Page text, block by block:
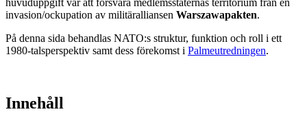
invasion/ockupation av militäralliansen Warszawapakten.
På denna sida behandlas NATO:s struktur, funktion och roll i ett
1980-talsperspektiv samt dess förekomst i Palmeutredningen.
Innehåll